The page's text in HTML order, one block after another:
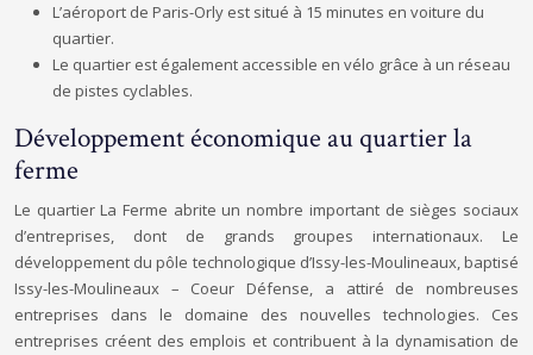
L’aéroport de Paris-Orly est situé à 15 minutes en voiture du
quartier.
Le quartier est également accessible en vélo grâce à un réseau
de pistes cyclables.
Développement économique au quartier la
ferme
Le quartier La Ferme abrite un nombre important de sièges sociaux
d’entreprises, dont de grands groupes internationaux. Le
développement du pôle technologique d’Issy-les-Moulineaux, baptisé
Issy-les-Moulineaux – Coeur Défense, a attiré de nombreuses
entreprises dans le domaine des nouvelles technologies. Ces
entreprises créent des emplois et contribuent à la dynamisation de